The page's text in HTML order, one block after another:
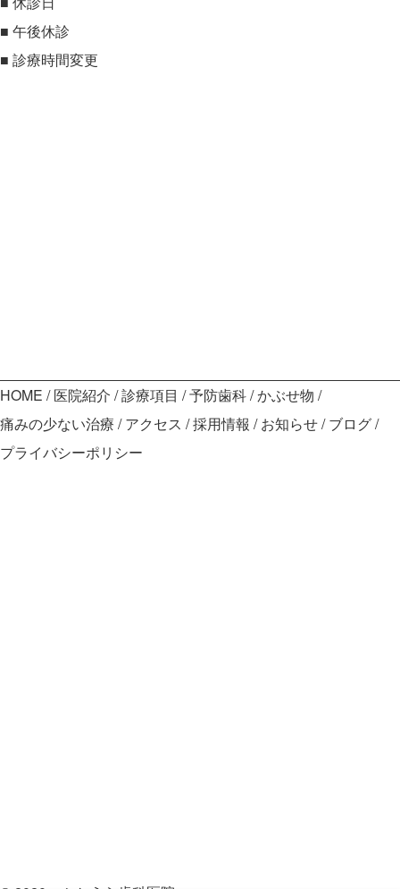
■ 午後休診
■ 診療時間変更
HOME 医院紹介 診療項目 予防歯科 かぶせ物
痛みの少ない治療
アクセス 採用情報 お知らせ ブログ
プライバシーポリシー